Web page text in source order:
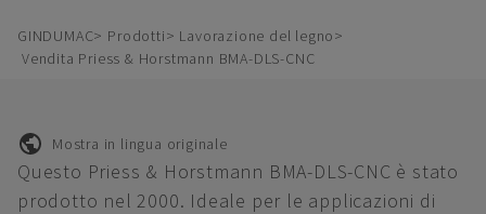
GINDUMAC Prodotti
Lavorazione del legno
Vendita Priess & Horstmann BMA-DLS-CNC
Mostra in lingua originale
Questo Priess & Horstmann BMA-DLS-CNC è stato
prodotto nel 2000. Ideale per le applicazioni di